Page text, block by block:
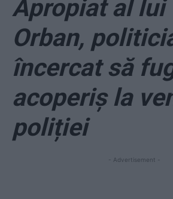
Apropiat al lui
Orban,
încercat să
acoperiș la
poliției
- Advertisement -